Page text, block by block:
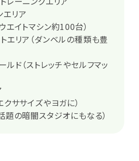
リア
イトマシン約100台）
エリア（ダンベルの種類も豊
ド（ストレッチやセルフマッ
ササイズやヨガに）
の暗闇スタジオにもなる）